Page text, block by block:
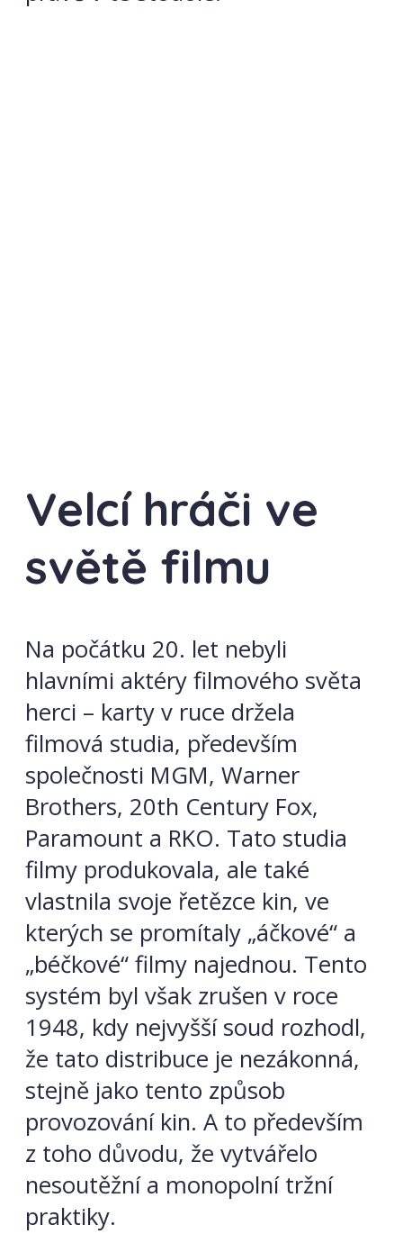
Velcí hráči ve
světě filmu
Na počátku 20. let nebyli
hlavními aktéry filmového světa
herci – karty v ruce držela
filmová studia, především
společnosti MGM, Warner
Brothers, 20th Century Fox,
Paramount a RKO. Tato studia
filmy produkovala, ale také
vlastnila svoje řetězce kin, ve
kterých se promítaly „áčkové“ a
„béčkové“ filmy najednou. Tento
systém byl však zrušen v roce
1948, kdy nejvyšší soud rozhodl,
že tato distribuce je nezákonná,
stejně jako tento způsob
provozování kin. A to především
z toho důvodu, že vytvářelo
nesoutěžní a monopolní tržní
praktiky.